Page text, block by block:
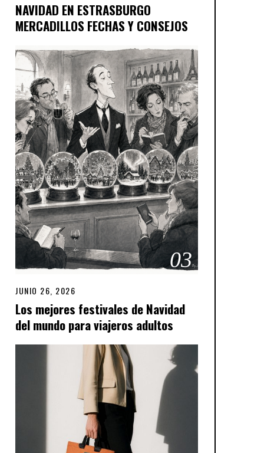
NAVIDAD EN ESTRASBURGO
MERCADILLOS FECHAS Y CONSEJOS
03
JUNIO 26, 2026
Los mejores festivales de Navidad
del mundo para viajeros adultos